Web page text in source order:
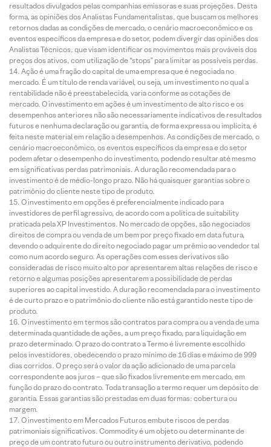
resultados divulgados pelas companhias emissoras e suas projeções. Desta
forma, as opiniões dos Analistas Fundamentalistas, que buscam os melhores
retornos dadas as condições de mercado, o cenário macroeconômico e os
eventos específicos da empresa e do setor, podem divergir das opiniões dos
Analistas Técnicos, que visam identificar os movimentos mais prováveis dos
preços dos ativos, com utilização de “stops” para limitar as possíveis perdas.
Ação é uma fração do capital de uma empresa que é negociada no
mercado. É um título de renda variável, ou seja, um investimento no qual a
rentabilidade não é preestabelecida, varia conforme as cotações de
mercado. O investimento em ações é um investimento de alto risco e os
desempenhos anteriores não são necessariamente indicativos de resultados
futuros e nenhuma declaração ou garantia, de forma expressa ou implícita, é
feita neste material em relação a desempenhos. As condições de mercado, o
cenário macroeconômico, os eventos específicos da empresa e do setor
podem afetar o desempenho do investimento, podendo resultar até mesmo
em significativas perdas patrimoniais. A duração recomendada para o
investimento é de médio-longo prazo. Não há quaisquer garantias sobre o
patrimônio do cliente neste tipo de produto.
O investimento em opções é preferencialmente indicado para
investidores de perfil agressivo, de acordo com a política de suitability
praticada pela XP Investimentos. No mercado de opções, são negociados
direitos de compra ou venda de um bem por preço fixado em data futura,
devendo o adquirente do direito negociado pagar um prêmio ao vendedor tal
como num acordo seguro. As operações com esses derivativos são
consideradas de risco muito alto por apresentarem altas relações de risco e
retorno e algumas posições apresentarem a possibilidade de perdas
superiores ao capital investido. A duração recomendada para o investimento
é de curto prazo e o patrimônio do cliente não está garantido neste tipo de
produto.
O investimento em termos são contratos para compra ou a venda de uma
determinada quantidade de ações, a um preço fixado, para liquidação em
prazo determinado. O prazo do contrato a Termo é livremente escolhido
pelos investidores, obedecendo o prazo mínimo de 16 dias e máximo de 999
dias corridos. O preço será o valor da ação adicionado de uma parcela
correspondente aos juros – que são fixados livremente em mercado, em
função do prazo do contrato. Toda transação a termo requer um depósito de
garantia. Essas garantias são prestadas em duas formas: cobertura ou
margem.
O investimento em Mercados Futuros embute riscos de perdas
patrimoniais significativos. Commodity é um objeto ou determinante de
preço de um contrato futuro ou outro instrumento derivativo, podendo